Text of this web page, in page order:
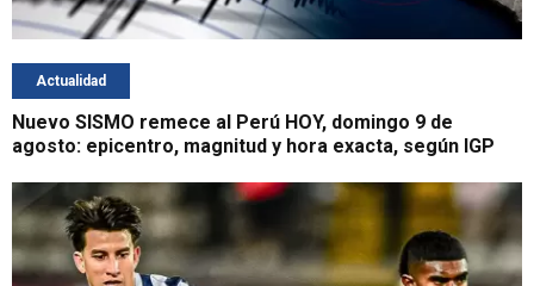
Actualidad
Nuevo SISMO remece al Perú HOY, domingo 9 de
agosto: epicentro, magnitud y hora exacta, según IGP